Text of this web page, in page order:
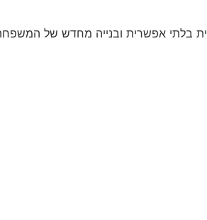
בלתי אפשרית ובנייה מחדש של